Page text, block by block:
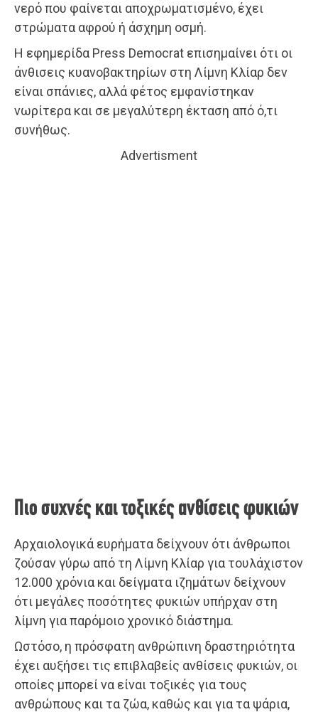
νερό που φαίνεται αποχρωματισμένο, έχει
στρώματα αφρού ή άσχημη οσμή.
Η εφημερίδα Press Democrat επισημαίνει ότι οι
άνθισεις κυανοβακτηρίων στη Λίμνη Κλίαρ δεν
είναι σπάνιες, αλλά φέτος εμφανίστηκαν
νωρίτερα και σε μεγαλύτερη έκταση από ό,τι
συνήθως.
Advertisment
Πιο συχνές και τοξικές ανθίσεις φυκιών
Αρχαιολογικά ευρήματα δείχνουν ότι άνθρωποι
ζούσαν γύρω από τη Λίμνη Κλίαρ για τουλάχιστον
12.000 χρόνια και δείγματα ιζημάτων δείχνουν
ότι μεγάλες ποσότητες φυκιών υπήρχαν στη
λίμνη για παρόμοιο χρονικό διάστημα.
Ωστόσο, η πρόσφατη ανθρώπινη δραστηριότητα
έχει αυξήσει τις επιβλαβείς ανθίσεις φυκιών, οι
οποίες μπορεί να είναι τοξικές για τους
ανθρώπους και τα ζώα, καθώς και για τα ψάρια,